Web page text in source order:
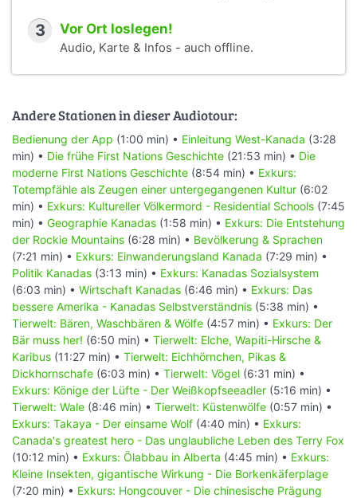
3 Vor Ort loslegen!
Audio, Karte & Infos - auch offline.
Andere Stationen in dieser Audiotour:
Bedienung der App (1:00 min) • Einleitung West-Kanada (3:28
min) • Die frühe First Nations Geschichte (21:53 min) • Die
moderne First Nations Geschichte (8:54 min) • Exkurs:
Totempfähle als Zeugen einer untergegangenen Kultur (6:02
min) • Exkurs: Kultureller Völkermord - Residential Schools (7:45
min) • Geographie Kanadas (1:58 min) • Exkurs: Die Entstehung
der Rockie Mountains (6:28 min) • Bevölkerung & Sprachen
(7:21 min) • Exkurs: Einwanderungsland Kanada (7:29 min) •
Politik Kanadas (3:13 min) • Exkurs: Kanadas Sozialsystem
(6:03 min) • Wirtschaft Kanadas (6:46 min) • Exkurs: Das
bessere Amerika - Kanadas Selbstverständnis (5:38 min) •
Tierwelt: Bären, Waschbären & Wölfe (4:57 min) • Exkurs: Der
Bär muss her! (6:50 min) • Tierwelt: Elche, Wapiti-Hirsche &
Karibus (11:27 min) • Tierwelt: Eichhörnchen, Pikas &
Dickhornschafe (6:03 min) • Tierwelt: Vögel (6:31 min) •
Exkurs: Könige der Lüfte - Der Weißkopfseeadler (5:16 min) •
Tierwelt: Wale (8:46 min) • Tierwelt: Küstenwölfe (0:57 min) •
Exkurs: Takaya - Der einsame Wolf (4:40 min) • Exkurs:
Canada's greatest hero - Das unglaubliche Leben des Terry Fox
(10:12 min) • Exkurs: Ölabbau in Alberta (4:45 min) • Exkurs:
Kleine Insekten, gigantische Wirkung - Die Borkenkäferplage
(7:20 min) • Exkurs: Hongcouver - Die chinesische Prägung